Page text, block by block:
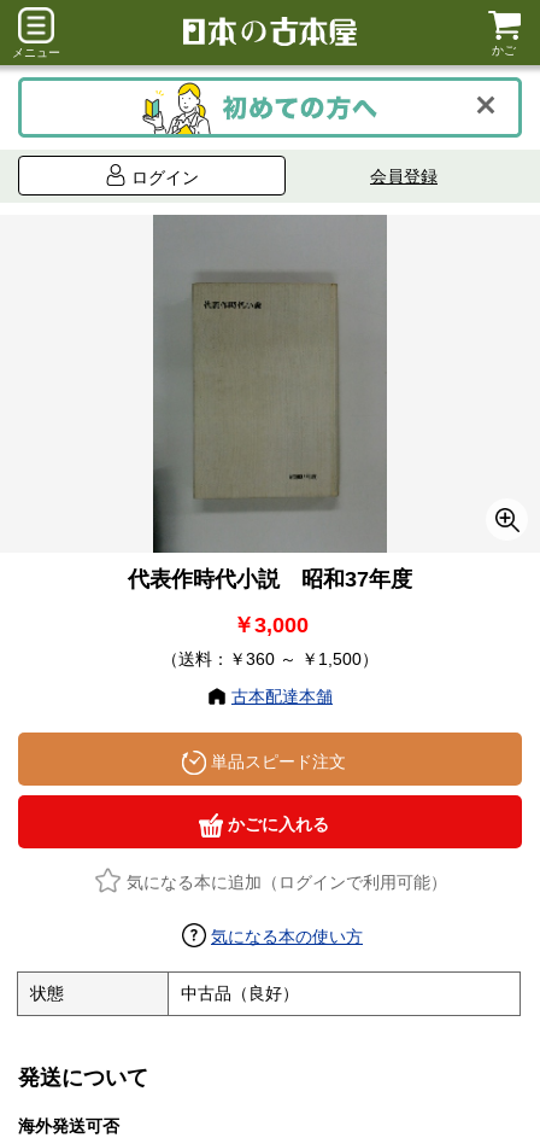
メニュー かご
ログイン 会員登録
代表作時代小説 昭和37年度
￥3,000
（送料：￥360 ～ ￥1,500）
古本配達本舗
単品スピード注文
かごに入れる
気になる本に追加（ログインで利用可能）
気になる本の使い方
状態 中古品（良好）
発送について
海外発送可否